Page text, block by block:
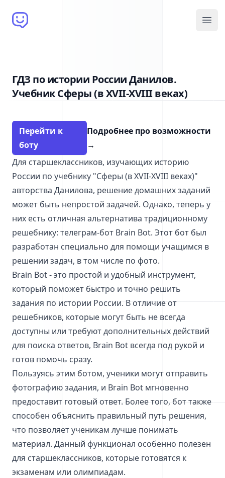
Brain Bot
ГДЗ по истории России Данилов.
Учебник Сферы (в XVII-XVIII веках)
Перейти к
боту
Подробнее про возможности
→
Для старшеклассников, изучающих историю
России по учебнику "Сферы (в XVII-XVIII веках)"
авторства Данилова, решение домашних заданий
может быть непростой задачей. Однако, теперь у
них есть отличная альтернатива традиционному
решебнику: телеграм-бот Brain Bot. Этот бот был
разработан специально для помощи учащимся в
решении задач, в том числе по фото.
Brain Bot - это простой и удобный инструмент,
который поможет быстро и точно решить
задания по истории России. В отличие от
решебников, которые могут быть не всегда
доступны или требуют дополнительных действий
для поиска ответов, Brain Bot всегда под рукой и
готов помочь сразу.
Пользуясь этим ботом, ученики могут отправить
фотографию задания, и Brain Bot мгновенно
предоставит готовый ответ. Более того, бот также
способен объяснить правильный путь решения,
что позволяет ученикам лучше понимать
материал. Данный функционал особенно полезен
для старшеклассников, которые готовятся к
экзаменам или олимпиадам.